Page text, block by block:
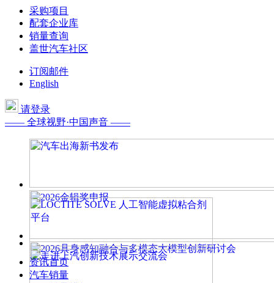
采购项目
配套企业库
销量查询
盖世汽车社区
订阅邮件
English
请登录
—— 全球视野·中国声音 ——
资讯首页
汽车销量